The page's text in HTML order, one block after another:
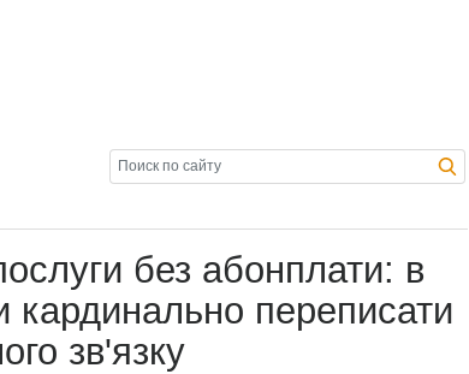
без абонплати: в
кардинально переписати
зв'язку